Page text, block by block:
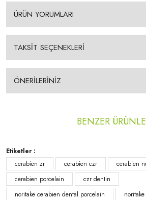
ÜRÜN YORUMLARI
TAKSİT SEÇENEKLERİ
ÖNERİLERİNİZ
BENZER
Etiketler :
cerabien zr
cerabien czr
cerabien
cerabien porcelain
czr dentin
noritake cerabien dental porcelain